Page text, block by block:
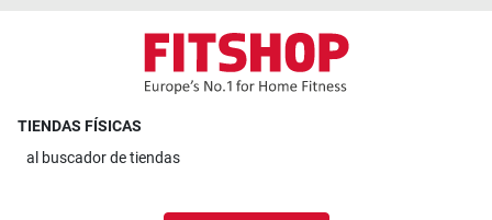
TIENDAS FÍSICAS
al buscador de tiendas